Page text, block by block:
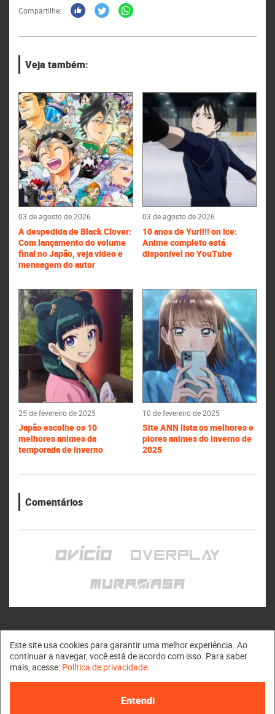
Compartilhe:
Veja também:
03 de agosto de 2026
A despedida de Black Clover:
Com lançamento do volume
final no Japão, veja vídeo e
mensagem do autor
03 de agosto de 2026
10 anos de Yuri!!! on Ice:
Anime completo está
disponível no YouTube
25 de fevereiro de 2025
Japão escolhe os 10
melhores animes da
temporada de inverno
10 de fevereiro de 2025
Site ANN lista os melhores e
piores animes do inverno de
2025
Comentários
Muramasa © 2011 - 2026
Este site usa cookies para garantir uma melhor experiência. Ao
continuar a navegar, você está de acordo com isso. Para saber
mais, acesse: Política de privacidade.
Entendi